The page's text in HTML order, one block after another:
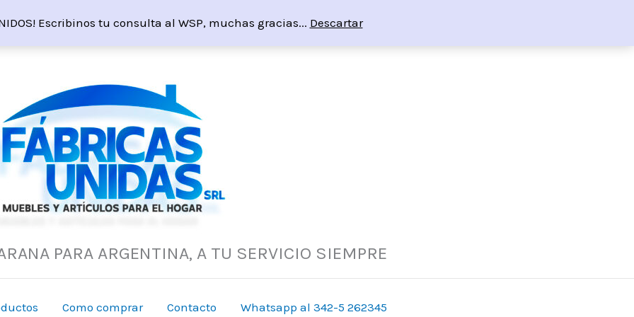
Escribinos tu consulta al WSP, muchas gracias... Descartar
PARA ARGENTINA, A TU SERVICIO SIEMPRE
Como comprar Contacto Whatsapp al 342-5 262345